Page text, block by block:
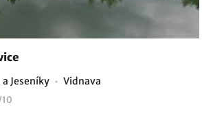
Jeseníky Vidnava
10